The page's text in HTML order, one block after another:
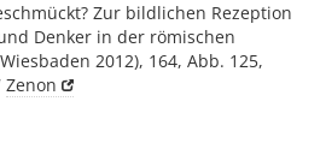
Zur bildlichen Rezeption
Denker in der römischen
2012), 164, Abb. 125,
Zenon